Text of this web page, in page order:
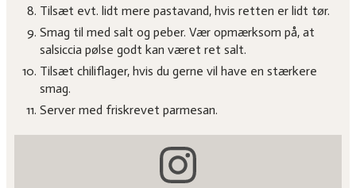
Tilsæt evt. lidt mere pastavand, hvis retten er lidt tør.
Smag til med salt og peber. Vær opmærksom på, at
salsiccia pølse godt kan været ret salt.
Tilsæt chiliflager, hvis du gerne vil have en stærkere
smag.
Server med friskrevet parmesan.